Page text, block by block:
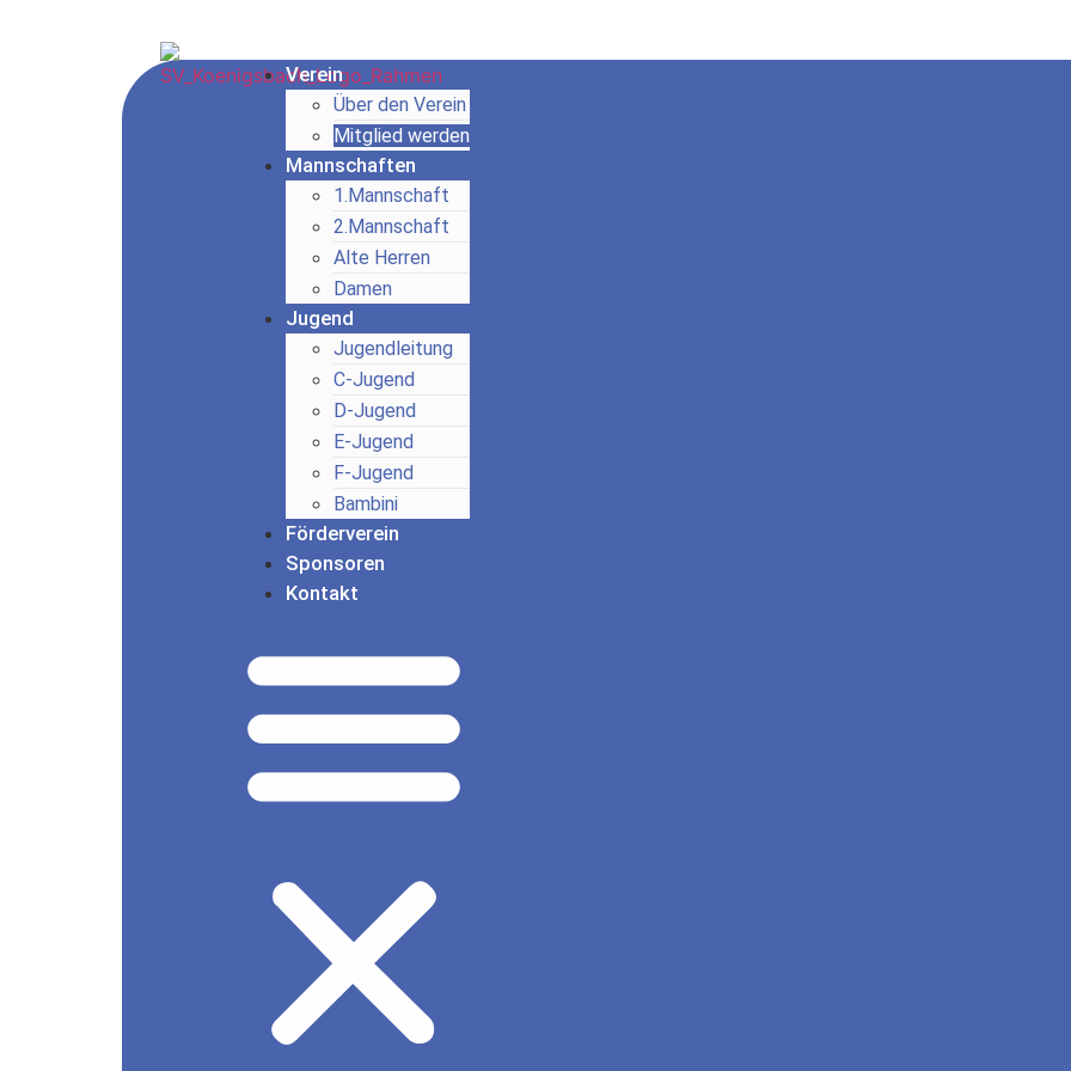
Verein
Über den Verein
Mitglied werden
Mannschaften
1.Mannschaft
2.Mannschaft
Alte Herren
Damen
Jugend
Jugendleitung
C-Jugend
D-Jugend
E-Jugend
F-Jugend
Bambini
Förderverein
Sponsoren
Kontakt